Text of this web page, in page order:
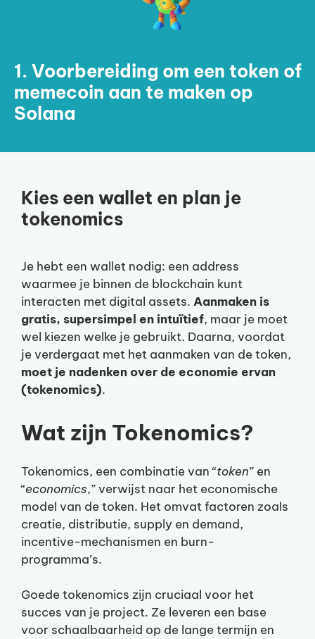
1. Voorbereiding om een token of
memecoin aan te maken op
Solana
Kies een wallet en plan je
tokenomics
Je hebt een wallet nodig: een address
waarmee je binnen de blockchain kunt
interacten met digital assets. Aanmaken is
gratis, supersimpel en intuïtief, maar je moet
wel kiezen welke je gebruikt. Daarna, voordat
je verdergaat met het aanmaken van de token,
moet je nadenken over de economie ervan
(tokenomics).
Wat zijn Tokenomics?
Tokenomics, een combinatie van “token” en
“economics,” verwijst naar het economische
model van de token. Het omvat factoren zoals
creatie, distributie, supply en demand,
incentive-mechanismen en burn-
programma’s.
Goede tokenomics zijn cruciaal voor het
succes van je project. Ze leveren een base
voor schaalbaarheid op de lange termijn en